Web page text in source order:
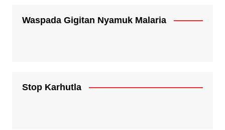
Waspada Gigitan Nyamuk Malaria
Stop Karhutla